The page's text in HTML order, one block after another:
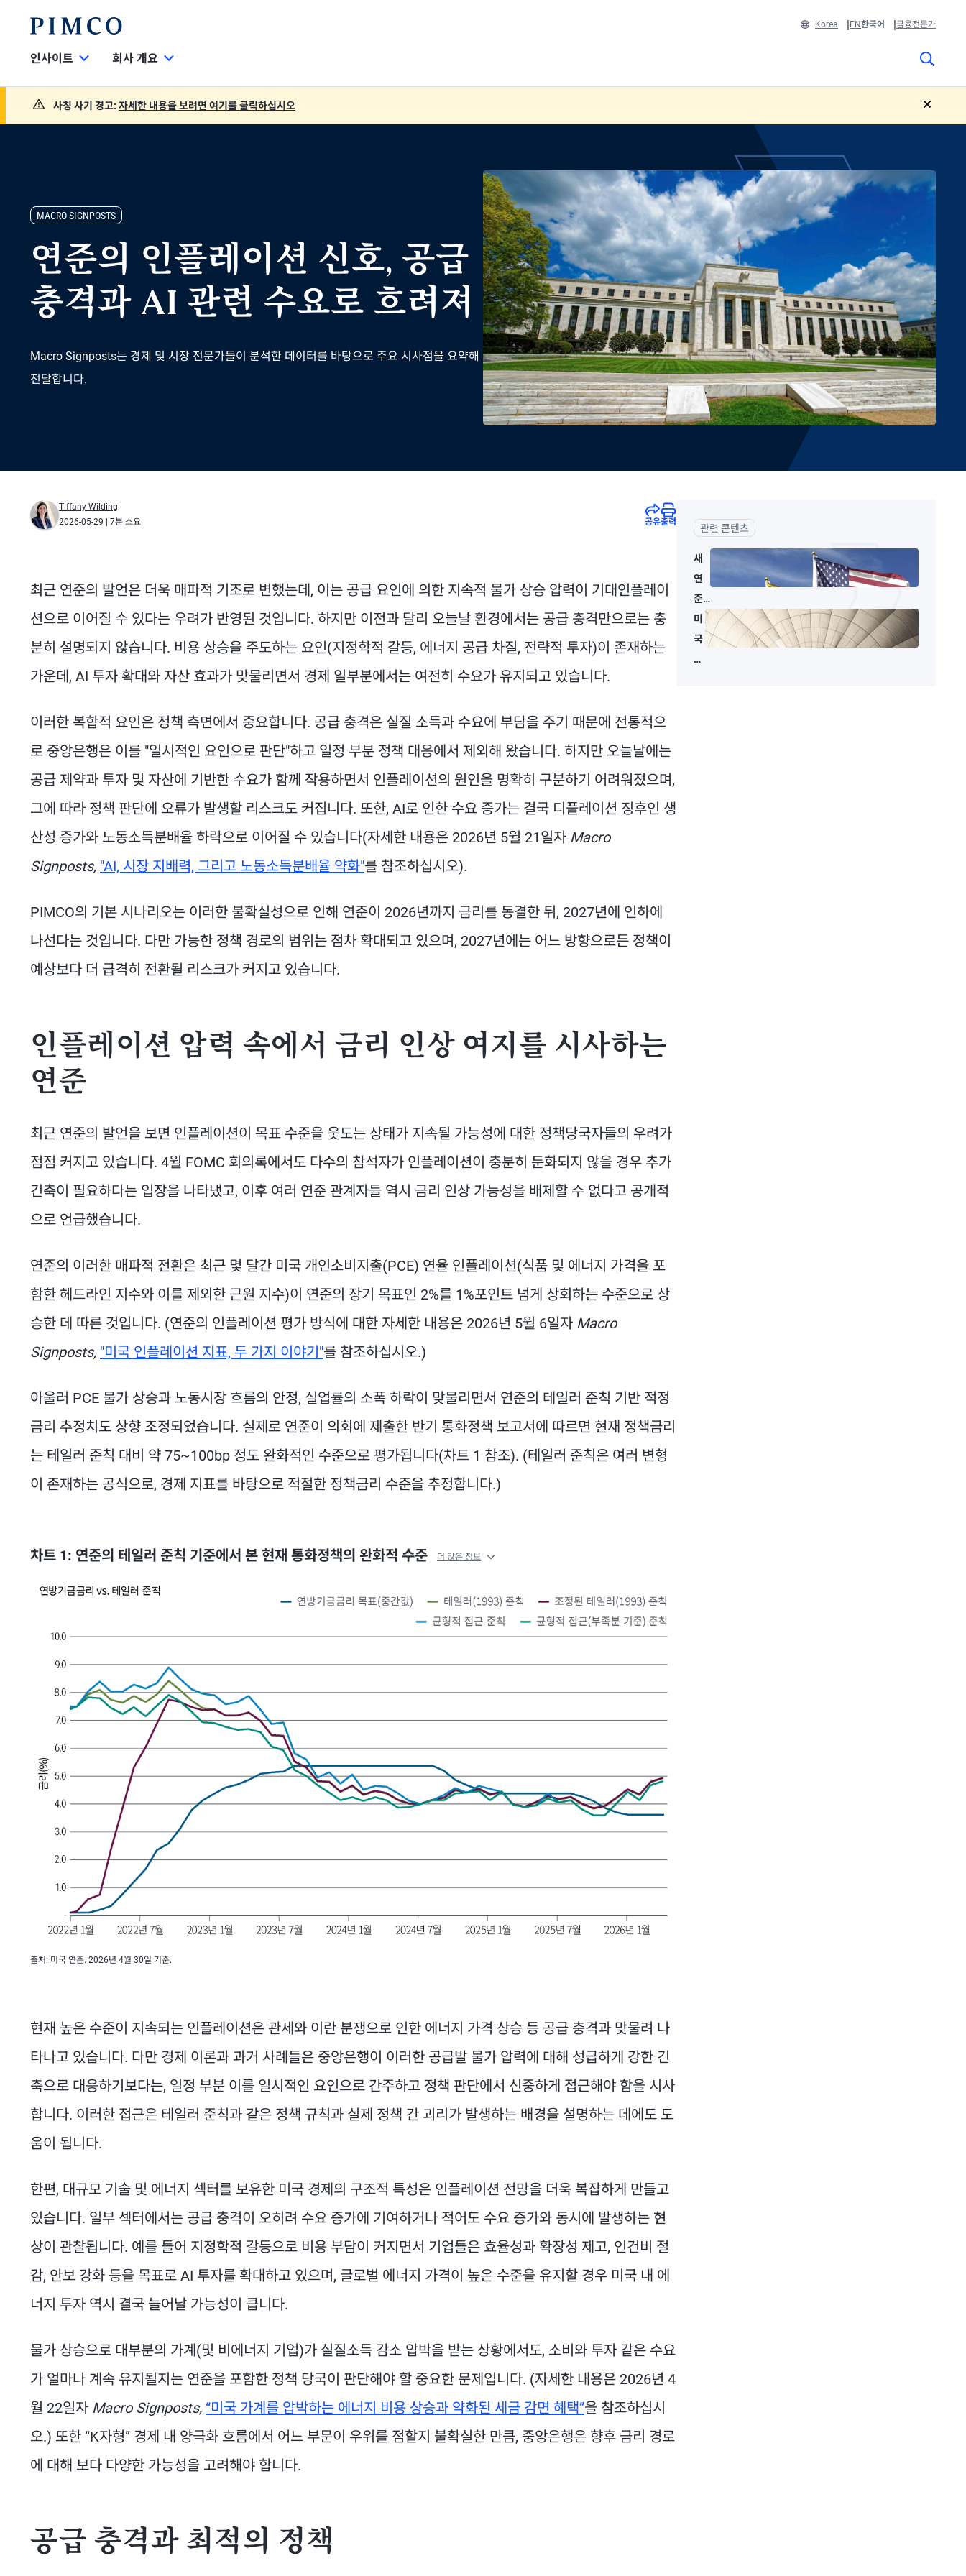
Korea EN한국어 금융전문가
인사이트 회사 개요
사칭 사기 경고: 자세한 내용을 보려면 여기를 클릭하십시오
MACRO SIGNPOSTS
연준의 인플레이션 신호, 공급
충격과 AI 관련 수요로 흐려져
Macro Signposts는 경제 및 시장 전문가들이 분석한 데이터를 바탕으로 주요 시사점을 요약해
전달합니다.
Tiffany Wilding
2026-05-29 | 7분 소요 공유출력
최근 연준의 발언은 더욱 매파적 기조로 변했는데, 이는 공급 요인에 의한 지속적 물가 상승 압력이 기대인플레이
션으로 이어질 수 있다는 우려가 반영된 것입니다. 하지만 이전과 달리 오늘날 환경에서는 공급 충격만으로는 충
분히 설명되지 않습니다. 비용 상승을 주도하는 요인(지정학적 갈등, 에너지 공급 차질, 전략적 투자)이 존재하는
가운데, AI 투자 확대와 자산 효과가 맞물리면서 경제 일부분에서는 여전히 수요가 유지되고 있습니다.
이러한 복합적 요인은 정책 측면에서 중요합니다. 공급 충격은 실질 소득과 수요에 부담을 주기 때문에 전통적으
로 중앙은행은 이를 "일시적인 요인으로 판단"하고 일정 부분 정책 대응에서 제외해 왔습니다. 하지만 오늘날에는
공급 제약과 투자 및 자산에 기반한 수요가 함께 작용하면서 인플레이션의 원인을 명확히 구분하기 어려워졌으며,
그에 따라 정책 판단에 오류가 발생할 리스크도 커집니다. 또한, AI로 인한 수요 증가는 결국 디플레이션 징후인 생
산성 증가와 노동소득분배율 하락으로 이어질 수 있습니다(자세한 내용은 2026년 5월 21일자 Macro
Signposts, "AI, 시장 지배력, 그리고 노동소득분배율 약화"를 참조하십시오).
PIMCO의 기본 시나리오는 이러한 불확실성으로 인해 연준이 2026년까지 금리를 동결한 뒤, 2027년에 인하에
나선다는 것입니다. 다만 가능한 정책 경로의 범위는 점차 확대되고 있으며, 2027년에는 어느 방향으로든 정책이
예상보다 더 급격히 전환될 리스크가 커지고 있습니다.
인플레이션 압력 속에서 금리 인상 여지를 시사하는
연준
최근 연준의 발언을 보면 인플레이션이 목표 수준을 웃도는 상태가 지속될 가능성에 대한 정책당국자들의 우려가
점점 커지고 있습니다. 4월 FOMC 회의록에서도 다수의 참석자가 인플레이션이 충분히 둔화되지 않을 경우 추가
긴축이 필요하다는 입장을 나타냈고, 이후 여러 연준 관계자들 역시 금리 인상 가능성을 배제할 수 없다고 공개적
으로 언급했습니다.
연준의 이러한 매파적 전환은 최근 몇 달간 미국 개인소비지출(PCE) 연율 인플레이션(식품 및 에너지 가격을 포
함한 헤드라인 지수와 이를 제외한 근원 지수)이 연준의 장기 목표인 2%를 1%포인트 넘게 상회하는 수준으로 상
승한 데 따른 것입니다. (연준의 인플레이션 평가 방식에 대한 자세한 내용은 2026년 5월 6일자 Macro
Signposts, "미국 인플레이션 지표, 두 가지 이야기"를 참조하십시오.)
아울러 PCE 물가 상승과 노동시장 흐름의 안정, 실업률의 소폭 하락이 맞물리면서 연준의 테일러 준칙 기반 적정
금리 추정치도 상향 조정되었습니다. 실제로 연준이 의회에 제출한 반기 통화정책 보고서에 따르면 현재 정책금리
는 테일러 준칙 대비 약 75~100bp 정도 완화적인 수준으로 평가됩니다(차트 1 참조). (테일러 준칙은 여러 변형
이 존재하는 공식으로, 경제 지표를 바탕으로 적절한 정책금리 수준을 추정합니다.)
차트 1: 연준의 테일러 준칙 기준에서 본 현재 통화정책의 완화적 수준 더 많은 정보
출처: 미국 연준. 2026년 4월 30일 기준.
현재 높은 수준이 지속되는 인플레이션은 관세와 이란 분쟁으로 인한 에너지 가격 상승 등 공급 충격과 맞물려 나
타나고 있습니다. 다만 경제 이론과 과거 사례들은 중앙은행이 이러한 공급발 물가 압력에 대해 성급하게 강한 긴
축으로 대응하기보다는, 일정 부분 이를 일시적인 요인으로 간주하고 정책 판단에서 신중하게 접근해야 함을 시사
합니다. 이러한 접근은 테일러 준칙과 같은 정책 규칙과 실제 정책 간 괴리가 발생하는 배경을 설명하는 데에도 도
움이 됩니다.
한편, 대규모 기술 및 에너지 섹터를 보유한 미국 경제의 구조적 특성은 인플레이션 전망을 더욱 복잡하게 만들고
있습니다. 일부 섹터에서는 공급 충격이 오히려 수요 증가에 기여하거나 적어도 수요 증가와 동시에 발생하는 현
상이 관찰됩니다. 예를 들어 지정학적 갈등으로 비용 부담이 커지면서 기업들은 효율성과 확장성 제고, 인건비 절
감, 안보 강화 등을 목표로 AI 투자를 확대하고 있으며, 글로벌 에너지 가격이 높은 수준을 유지할 경우 미국 내 에
너지 투자 역시 결국 늘어날 가능성이 큽니다.
물가 상승으로 대부분의 가계(및 비에너지 기업)가 실질소득 감소 압박을 받는 상황에서도, 소비와 투자 같은 수요
가 얼마나 계속 유지될지는 연준을 포함한 정책 당국이 판단해야 할 중요한 문제입니다. (자세한 내용은 2026년 4
월 22일자 Macro Signposts, “미국 가계를 압박하는 에너지 비용 상승과 약화된 세금 감면 혜택”을 참조하십시
오.) 또한 “K자형” 경제 내 양극화 흐름에서 어느 부문이 우위를 점할지 불확실한 만큼, 중앙은행은 향후 금리 경로
에 대해 보다 다양한 가능성을 고려해야 합니다.
공급 충격과 최적의 정책
관련 콘텐츠
새
연
준
의
장,
달
미
국
인